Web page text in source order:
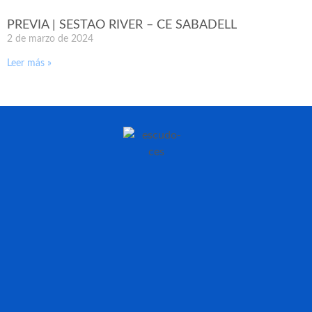
PREVIA | SESTAO RIVER – CE SABADELL
2 de marzo de 2024
Leer más »